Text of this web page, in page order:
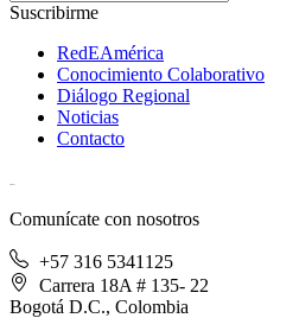
Suscribirme
RedEAmérica
Conocimiento Colaborativo
Diálogo Regional
Noticias
Contacto
Comunícate con nosotros
+57 316 5341125
Carrera 18A # 135- 22
Bogotá D.C., Colombia